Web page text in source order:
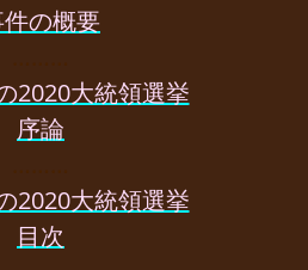
の概要
2020大統領選挙
序論
2020大統領選挙
目次